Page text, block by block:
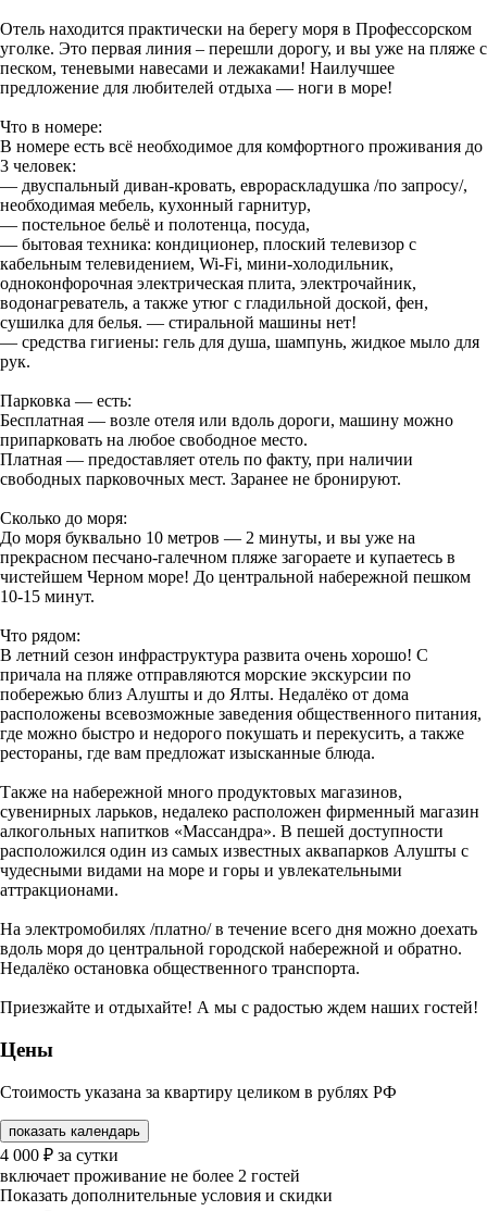
Отель находится практически на берегу моря в Профессорском
уголке. Это первая линия – перешли дорогу, и вы уже на пляже с
песком, теневыми навесами и лежаками! Наилучшее
предложение для любителей отдыха — ноги в море!
Что в номере:
В номере есть всё необходимое для комфортного проживания до
3 человек:
— двуспальный диван-кровать, еврораскладушка /по запросу/,
необходимая мебель, кухонный гарнитур,
— постельное бельё и полотенца, посуда,
— бытовая техника: кондиционер, плоский телевизор с
кабельным телевидением, Wi-Fi, мини-холодильник,
одноконфорочная электрическая плита, электрочайник,
водонагреватель, а также утюг с гладильной доской, фен,
сушилка для белья. — стиральной машины нет!
— средства гигиены: гель для душа, шампунь, жидкое мыло для
рук.
Парковка — есть:
Бесплатная — возле отеля или вдоль дороги, машину можно
припарковать на любое свободное место.
Платная — предоставляет отель по факту, при наличии
свободных парковочных мест. Заранее не бронируют.
Сколько до моря:
До моря буквально 10 метров — 2 минуты, и вы уже на
прекрасном песчано-галечном пляже загораете и купаетесь в
чистейшем Черном море! До центральной набережной пешком
10-15 минут.
Что рядом:
В летний сезон инфраструктура развита очень хорошо! С
причала на пляже отправляются морские экскурсии по
побережью близ Алушты и до Ялты. Недалёко от дома
расположены всевозможные заведения общественного питания,
где можно быстро и недорого покушать и перекусить, а также
рестораны, где вам предложат изысканные блюда.
Также на набережной много продуктовых магазинов,
сувенирных ларьков, недалеко расположен фирменный магазин
алкогольных напитков «Массандра». В пешей доступности
расположился один из самых известных аквапарков Алушты с
чудесными видами на море и горы и увлекательными
аттракционами.
На электромобилях /платно/ в течение всего дня можно доехать
вдоль моря до центральной городской набережной и обратно.
Недалёко остановка общественного транспорта.
Приезжайте и отдыхайте! А мы с радостью ждем наших гостей!
Цены
Стоимость указана за квартиру целиком в рублях РФ
показать календарь
4 000 ₽ за сутки
включает проживание не более 2 гостей
Показать дополнительные условия и скидки